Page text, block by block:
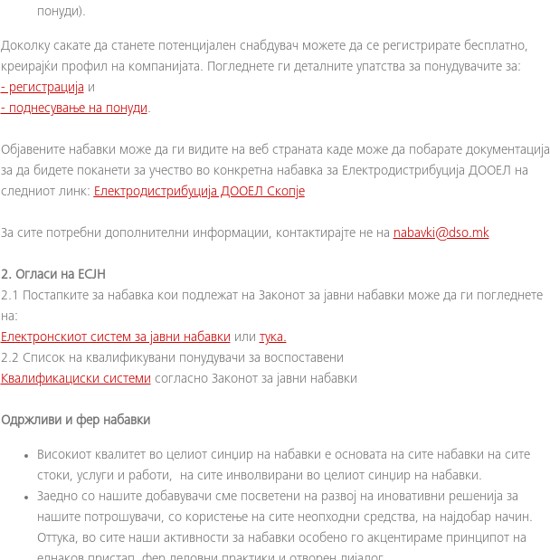
понуди).
Доколку сакате да станете потенцијален снабдувач можете да се регистрирате бесплатно,
креирајќи профил на компанијата. Погледнете ги деталните упатства за понудувачите за:
- регистрација и
- поднесување на понуди.
Oбјавените набавки може да ги видите на веб страната каде може да побарате документација
за да бидете поканети за учество во конкретна набавка за Електродистрибуција ДООЕЛ на
следниот линк: Електродистрибуција ДООЕЛ Скопје
За сите потребни дополнителни информации, контактирајте не на nabavki@dso.mk
2. Огласи на ЕСЈН
2.1 Постапките за набавка кои подлежат на Законот за јавни набавки може да ги погледнете
на:
Електронскиот систем за јавни набавки или тука.
2.2 Список на квалификувани понудувачи за воспоставени
Квалификациски системи согласно Законот за јавни набавки
Одржливи и фер набавки
Високиот квалитет во целиот синџир на набавки е основата на сите набавки на сите
стоки, услуги и работи, на сите инволвирани во целиот синџир на набавки.
Заедно со нашите добавувачи сме посветени на развој на иновативни решенија за
нашите потрошувачи, со користење на сите неопходни средства, на најдобар начин.
Оттука, во сите наши активности за набавки особено го акцентираме принципот на